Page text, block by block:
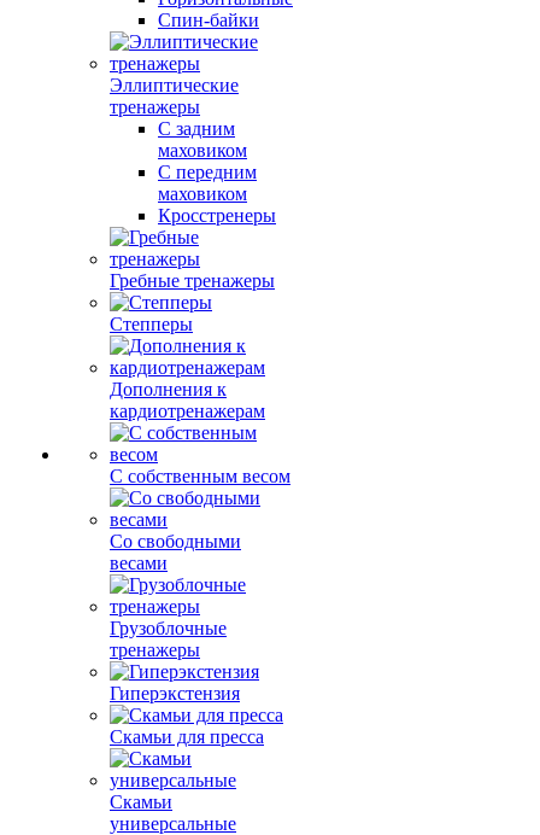
Спин-байки
Эллиптические
тренажеры
С задним
маховиком
С передним
маховиком
Кросстренеры
Гребные тренажеры
Степперы
Дополнения к
кардиотренажерам
С собственным весом
Со свободными
весами
Грузоблочные
тренажеры
Гиперэкстензия
Скамьи для пресса
Скамьи
универсальные